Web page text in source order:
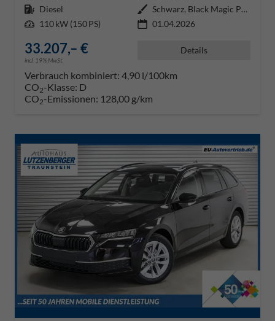
Kraftstoff Diesel Außenfarbe
Schwarz, Black Magic Perleffekt
Leistung 110 kW (150 PS) 01.04.2026
33.207,– €
incl. 19% MwSt.
Details
Verbrauch kombiniert: 4,90 l/100km
CO2-Klasse: D
CO2-Emissionen: 128,00 g/km